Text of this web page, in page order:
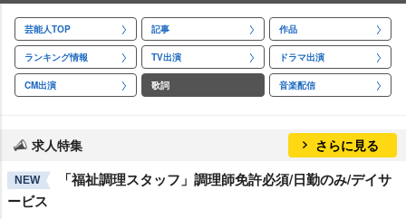
芸能人TOP 記事 作品
ランキング情報 TV出演 ドラマ出演
CM出演 歌詞 音楽配信
求人特集 さらに見る
NEW
「福祉調理スタッフ」調理師免許必須/日勤のみ/デイサ
ービス